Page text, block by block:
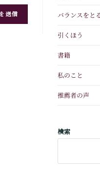
バランスをと
引くほう
書籍
私のこと
推薦者の声
検索